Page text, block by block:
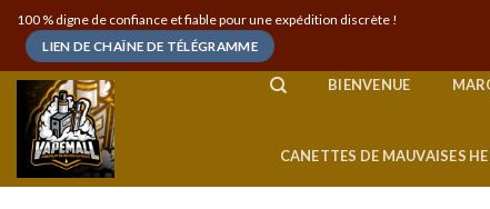
Skip
content
100 % digne de confiance et fiable pour une expédition discrète !
LIEN DE CHAÎNE DE TÉLÉGRAMME
BIENVENUE
CANETTES DE MAUVAISES